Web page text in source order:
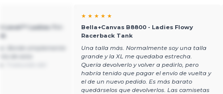
Level™ Ladies Tri-
★ ★ ★ ★ ★
Bella+Canvas B8800 - Ladies Flowy
Racerback Tank
Una talla más. Normalmente soy una talla
grande y la XL me quedaba estrecha.
Quería devolverlo y volver a pedirlo, pero
habría tenido que pagar el envío de vuelta y
el de un nuevo pedido. Es más barato
quedárselos que devolverlos. Las camisetas